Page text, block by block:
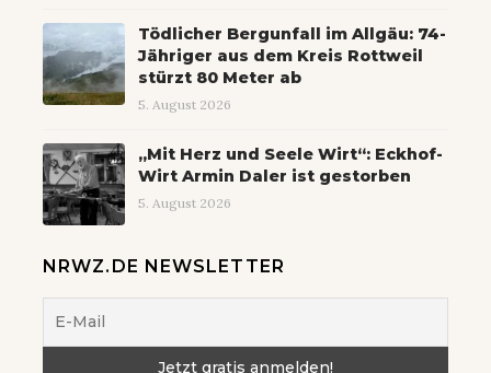
Tödlicher Bergunfall im Allgäu: 74-
Jähriger aus dem Kreis Rottweil
stürzt 80 Meter ab
5. August 2026
„Mit Herz und Seele Wirt“: Eckhof-
Wirt Armin Daler ist gestorben
5. August 2026
NRWZ.DE NEWSLETTER